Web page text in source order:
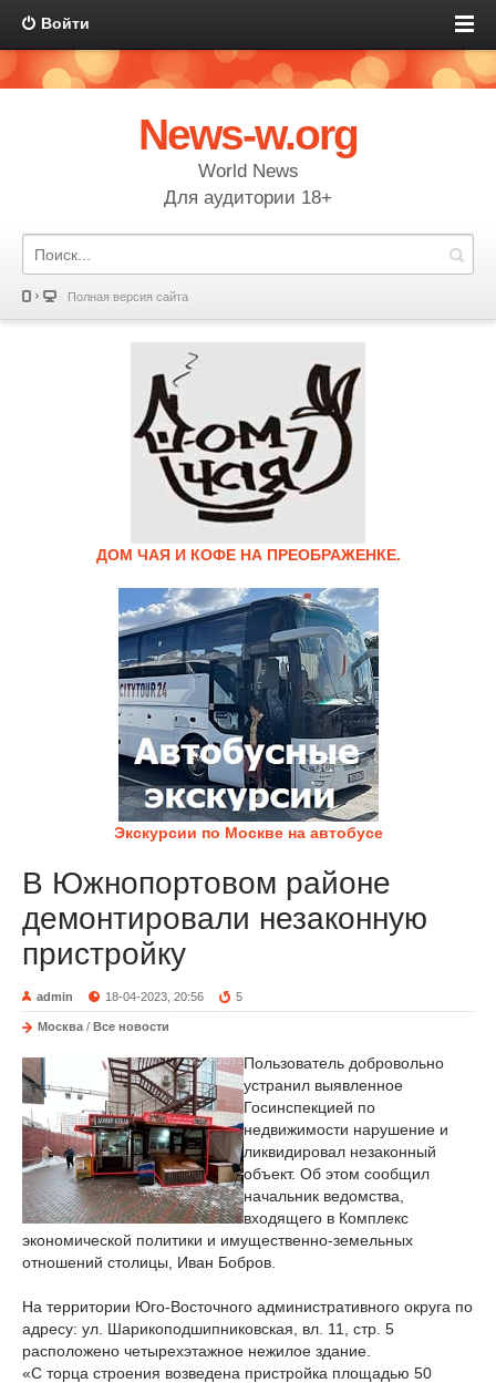
Войти
News-w.org
World News
Для аудитории 18+
Полная версия сайта
ДОМ ЧАЯ И КОФЕ НА ПРЕОБРАЖЕНКЕ.
Экскурсии по Москве на автобусе
В Южнопортовом районе
демонтировали незаконную
пристройку
admin 18-04-2023, 20:56 5
Москва / Все новости
Пользователь добровольно
устранил выявленное
Госинспекцией по
недвижимости нарушение и
ликвидировал незаконный
объект. Об этом сообщил
начальник ведомства,
входящего в Комплекс
экономической политики и имущественно-земельных
отношений столицы, Иван Бобров.
На территории Юго-Восточного административного округа по
адресу: ул. Шарикоподшипниковская, вл. 11, стр. 5
расположено четырехэтажное нежилое здание.
«С торца строения возведена пристройка площадью 50